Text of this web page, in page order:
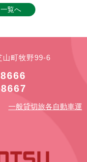
一覧へ
山町牧野99-6
一般貸切旅各自動車運